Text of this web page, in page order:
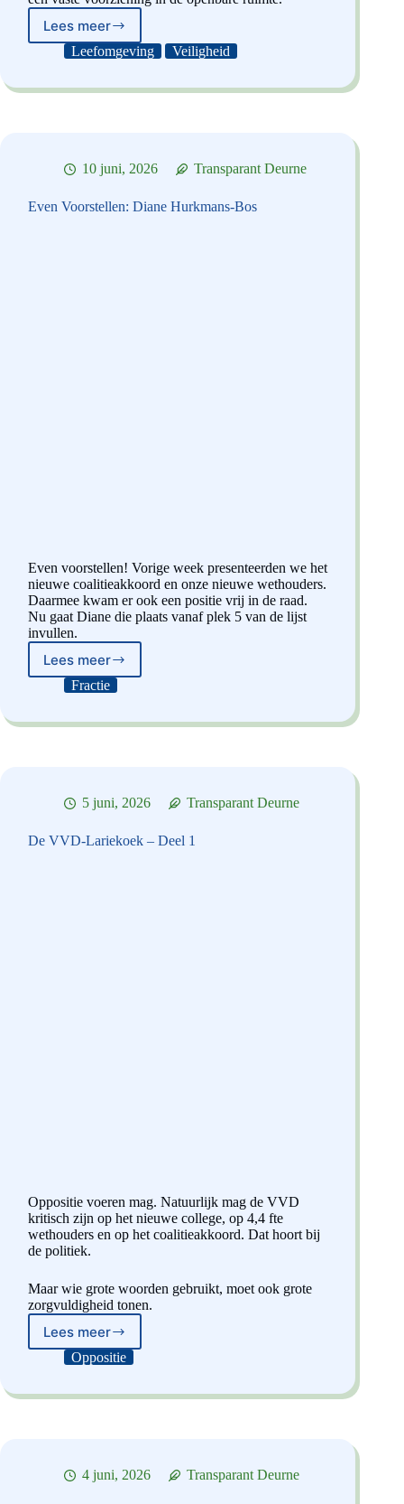
Lees meerCameratoezicht
vraagt
feiten
Leefomgeving Veiligheid
10 juni, 2026 Transparant Deurne
Even Voorstellen: Diane Hurkmans-Bos
Even voorstellen! Vorige week presenteerden we het
nieuwe coalitieakkoord en onze nieuwe wethouders.
Daarmee kwam er ook een positie vrij in de raad.
Nu gaat Diane die plaats vanaf plek 5 van de lijst
invullen.
Lees meer
Even
Voorstellen:
Hurkmans-
Fractie
5 juni, 2026 Transparant Deurne
De VVD-Lariekoek – Deel 1
Oppositie voeren mag. Natuurlijk mag de VVD
kritisch zijn op het nieuwe college, op 4,4 fte
wethouders en op het coalitieakkoord. Dat hoort bij
de politiek.
Maar wie grote woorden gebruikt, moet ook grote
zorgvuldigheid tonen.
Lees meer
De
VVD-
–
Oppositie
4 juni, 2026 Transparant Deurne